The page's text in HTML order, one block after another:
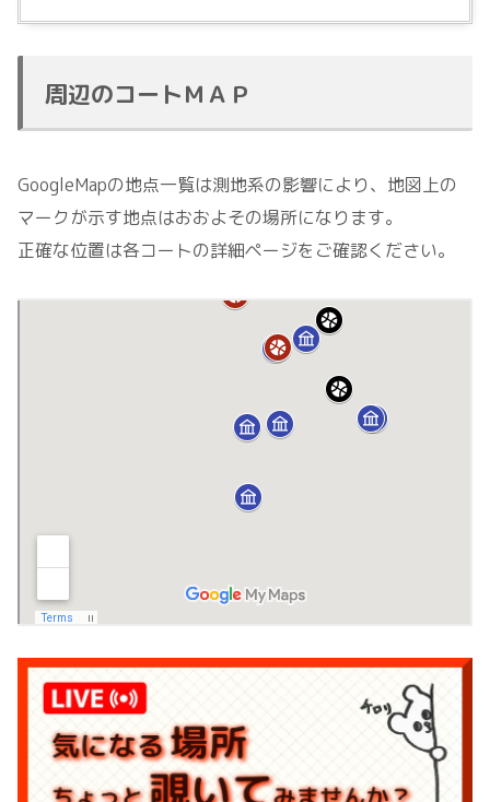
周辺のコートＭＡＰ
GoogleMapの地点一覧は測地系の影響により、地図上の
マークが示す地点はおおよその場所になります。
正確な位置は各コートの詳細ページをご確認ください。